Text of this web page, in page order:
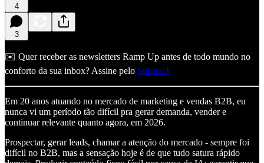
4
3
✉️ Quer receber as newsletters Ramp Up antes de todo mundo no
conforto da sua inbox? Assine pelo Substack
Em 20 anos atuando no mercado de marketing e vendas B2B, eu
nunca vi um período tão difícil pra gerar demanda, vender e
continuar relevante quanto agora, em 2026.
Prospectar, gerar leads, chamar a atenção do mercado - sempre foi
difícil no B2B, mas a sensação hoje é de que tudo satura rápido